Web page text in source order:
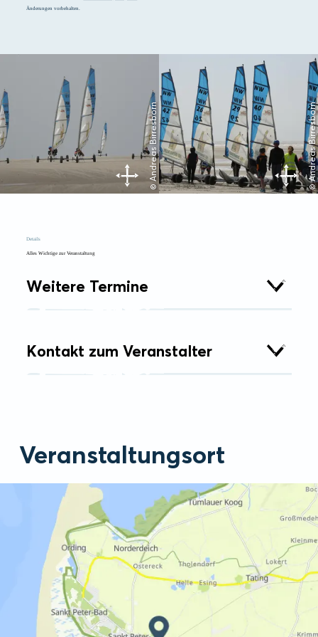
Änderungen vorbehalten.
© Andreas Birresborn © Andreas Birresborn
Details
Alles Wichtige zur Veranstaltung
Weitere Termine
Kontakt zum Veranstalter
Veranstaltungsort